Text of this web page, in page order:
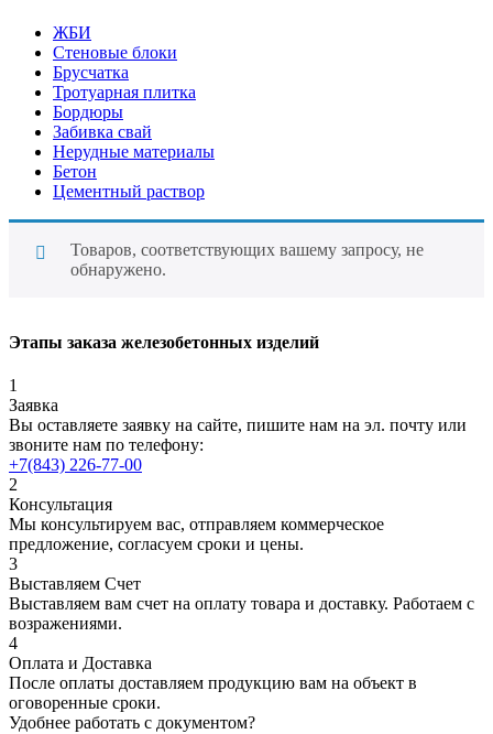
ЖБИ
Стеновые блоки
Брусчатка
Тротуарная плитка
Бордюры
Забивка свай
Нерудные материалы
Бетон
Цементный раствор
Товаров, соответствующих вашему запросу, не
обнаружено.
Этапы заказа железобетонных изделий
1
Заявка
Вы оставляете заявку на сайте, пишите нам на эл. почту или
звоните нам по телефону:
+7(843) 226-77-00
2
Консультация
Мы консультируем вас, отправляем коммерческое
предложение, согласуем сроки и цены.
3
Выставляем Счет
Выставляем вам счет на оплату товара и доставку. Работаем с
возражениями.
4
Оплата и Доставка
После оплаты доставляем продукцию вам на объект в
оговоренные сроки.
Удобнее работать с документом?